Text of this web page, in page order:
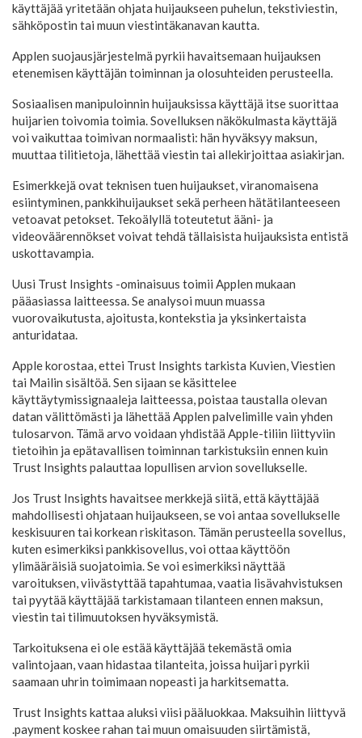
käyttäjää yritetään ohjata huijaukseen puhelun, tekstiviestin,
sähköpostin tai muun viestintäkanavan kautta.
Applen suojausjärjestelmä pyrkii havaitsemaan huijauksen
etenemisen käyttäjän toiminnan ja olosuhteiden perusteella.
Sosiaalisen manipuloinnin huijauksissa käyttäjä itse suorittaa
huijarien toivomia toimia. Sovelluksen näkökulmasta käyttäjä
voi vaikuttaa toimivan normaalisti: hän hyväksyy maksun,
muuttaa tilitietoja, lähettää viestin tai allekirjoittaa asiakirjan.
Esimerkkejä ovat teknisen tuen huijaukset, viranomaisena
esiintyminen, pankkihuijaukset sekä perheen hätätilanteeseen
vetoavat petokset. Tekoälyllä toteutetut ääni- ja
videoväärennökset voivat tehdä tällaisista huijauksista entistä
uskottavampia.
Uusi Trust Insights -ominaisuus toimii Applen mukaan
pääasiassa laitteessa. Se analysoi muun muassa
vuorovaikutusta, ajoitusta, kontekstia ja yksinkertaista
anturidataa.
Apple korostaa, ettei Trust Insights tarkista Kuvien, Viestien
tai Mailin sisältöä. Sen sijaan se käsittelee
käyttäytymissignaaleja laitteessa, poistaa taustalla olevan
datan välittömästi ja lähettää Applen palvelimille vain yhden
tulosarvon. Tämä arvo voidaan yhdistää Apple-tiliin liittyviin
tietoihin ja epätavallisen toiminnan tarkistuksiin ennen kuin
Trust Insights palauttaa lopullisen arvion sovellukselle.
Jos Trust Insights havaitsee merkkejä siitä, että käyttäjää
mahdollisesti ohjataan huijaukseen, se voi antaa sovellukselle
keskisuuren tai korkean riskitason. Tämän perusteella sovellus,
kuten esimerkiksi pankkisovellus, voi ottaa käyttöön
ylimääräisiä suojatoimia. Se voi esimerkiksi näyttää
varoituksen, viivästyttää tapahtumaa, vaatia lisävahvistuksen
tai pyytää käyttäjää tarkistamaan tilanteen ennen maksun,
viestin tai tilimuutoksen hyväksymistä.
Tarkoituksena ei ole estää käyttäjää tekemästä omia
valintojaan, vaan hidastaa tilanteita, joissa huijari pyrkii
saamaan uhrin toimimaan nopeasti ja harkitsematta.
Trust Insights kattaa aluksi viisi pääluokkaa. Maksuihin liittyvä
.payment koskee rahan tai muun omaisuuden siirtämistä,